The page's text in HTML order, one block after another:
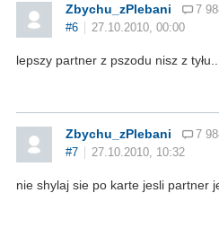
Zbychu_zPlebani
7
#6
27.10.2010, 00:00
lepszy partner z pszodu nisz z tyłu...
Zbychu_zPlebani
7
#7
27.10.2010, 10:32
nie shylaj sie po karte jesli partner